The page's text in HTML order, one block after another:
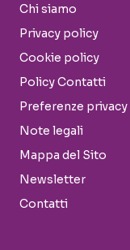
Chi siamo
Privacy policy
Cookie policy
Policy Contatti
Preferenze privacy
Note legali
Mappa del Sito
Newsletter
Contatti